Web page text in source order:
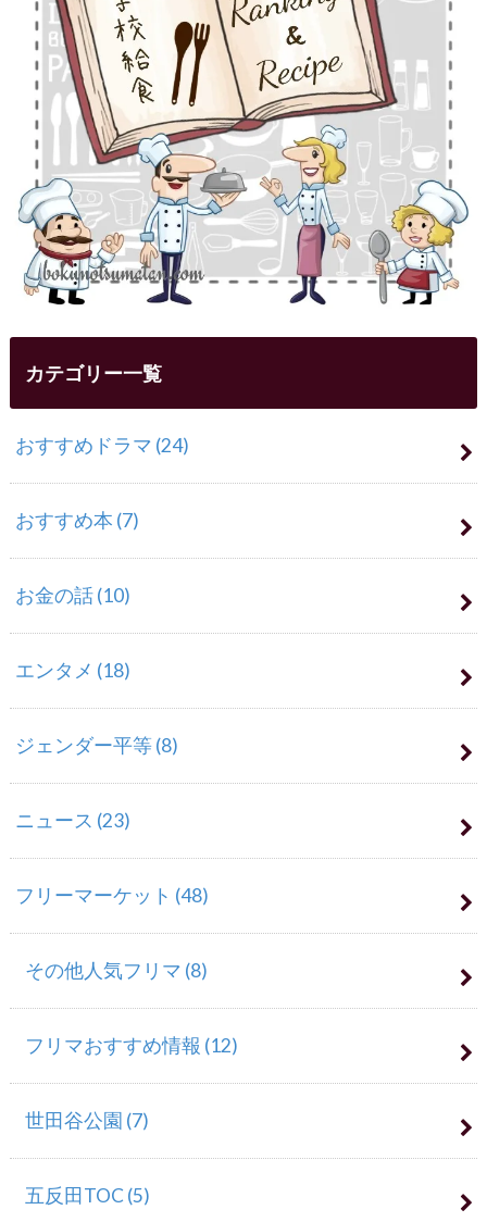
カテゴリー一覧
おすすめドラマ (24)
おすすめ本 (7)
お金の話(10)
エンタメ (18)
ジェンダー平等(8)
ニュース (23)
フリーマーケット (48)
その他人気フリマ (8)
フリマおすすめ情報 (12)
世田谷公園 (7)
五反田TOC(5)